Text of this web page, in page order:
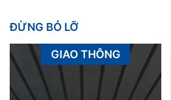
ĐỪNG BỎ LỠ
GIAO THÔNG